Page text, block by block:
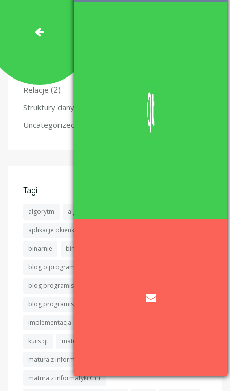
Programowanie
Relacje (2)
Struktury danych
Uncategorized
Tagi
algorytm algorytmy
aplikacje okienkowe
binarnie binarnie.pl
blog o programowaniu
blog programisty c++
blog programistyczny c++ cpp
implementacja
kurs qt matura
matura z informatyki algorytmy
matura z informatyki C++